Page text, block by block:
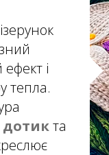
і
тепла.
та